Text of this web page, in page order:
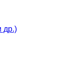
др.)